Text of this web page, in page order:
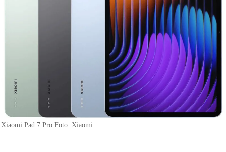
Xiaomi Pad 7 Pro Foto: Xiaomi